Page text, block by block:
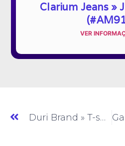
Clarium Jeans »
VER
Duri Brand » T-shirt » SP » (#AM928)